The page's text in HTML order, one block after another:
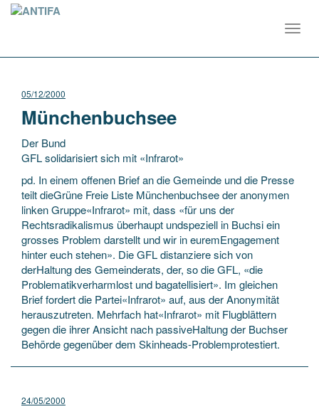
05/12/2000
Münchenbuchsee
Der Bund
GFL solidarisiert sich mit «Infrarot»
pd. In einem offenen Brief an die Gemeinde und die Presse
teilt dieGrüne Freie Liste Münchenbuchsee der anonymen
linken Gruppe«Infrarot» mit, dass «für uns der
Rechtsradikalismus überhaupt undspeziell in Buchsi ein
grosses Problem darstellt und wir in euremEngagement
hinter euch stehen». Die GFL distanziere sich von
derHaltung des Gemeinderats, der, so die GFL, «die
Problematikverharmlost und bagatellisiert». Im gleichen
Brief fordert die Partei«Infrarot» auf, aus der Anonymität
herauszutreten. Mehrfach hat«Infrarot» mit Flugblättern
gegen die ihrer Ansicht nach passiveHaltung der Buchser
Behörde gegenüber dem Skinheads-Problemprotestiert.
24/05/2000